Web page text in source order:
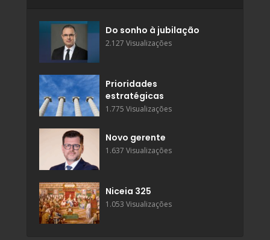
Do sonho à jubilação
2.127 Visualizações
Prioridades
estratégicas
1.775 Visualizações
Novo gerente
1.637 Visualizações
Niceia 325
1.053 Visualizações